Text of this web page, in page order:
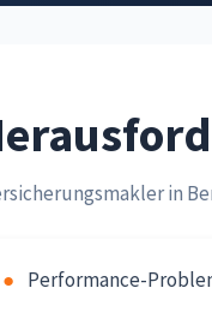
in
● Performance-